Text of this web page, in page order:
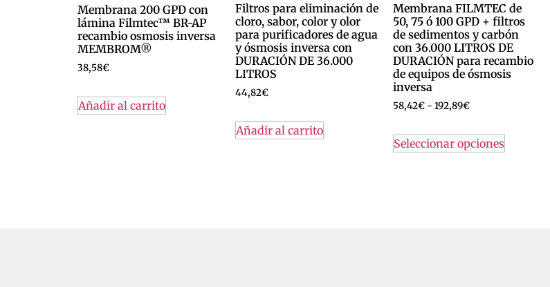
Membrana 200 GPD con
lámina Filmtec™ BR-AP
recambio osmosis inversa
MEMBROM®
38,58€
Añadir al carrito
Filtros para eliminación de
cloro, sabor, color y olor
para purificadores de agua
y ósmosis inversa con
DURACIÓN DE 36.000
LITROS
44,82€
Añadir al carrito
Membrana FILMTEC de
50, 75 ó 100 GPD + filtros
de sedimentos y carbón
con 36.000 LITROS DE
DURACIÓN para recambio
de equipos de ósmosis
inversa
58,42€ - 192,89€
Seleccionar opciones